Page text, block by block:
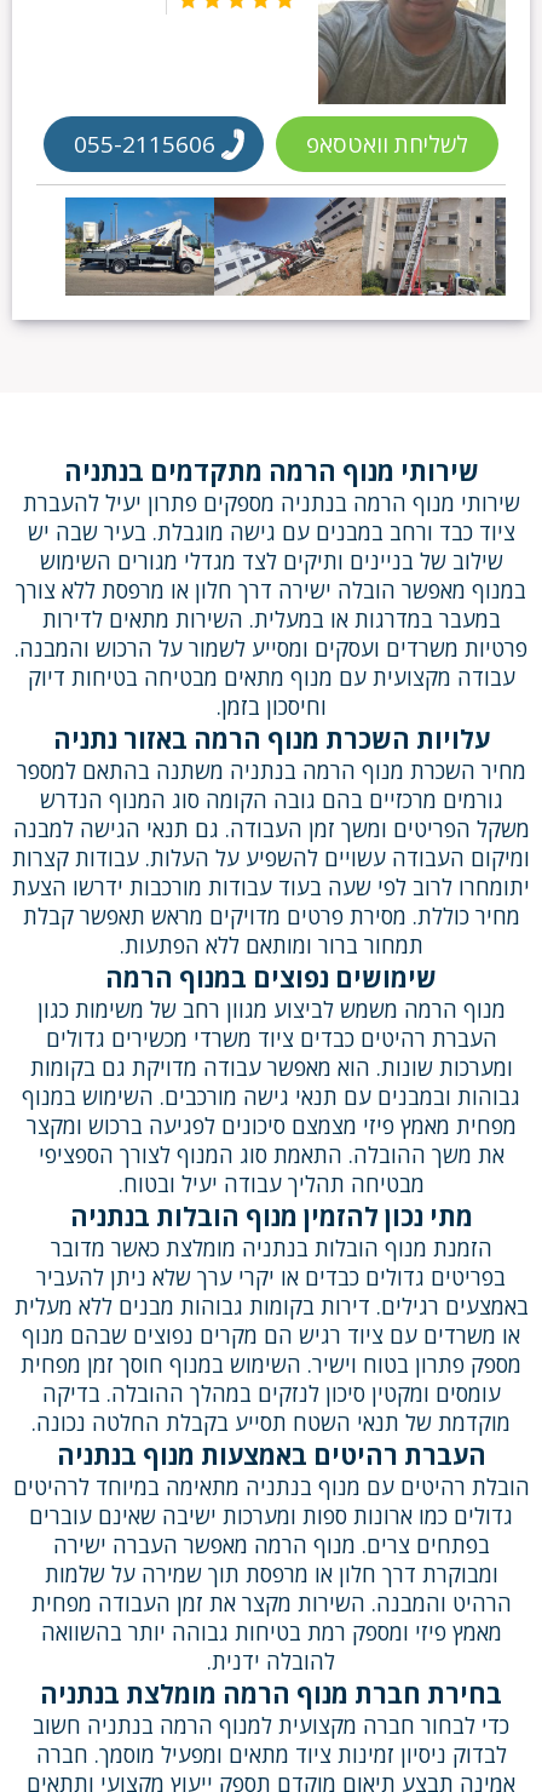
לשליחת וואטסאפ 055-2115606
שירותי מנוף הרמה מתקדמים בנתניה
שירותי מנוף הרמה בנתניה מספקים פתרון יעיל להעברת
ציוד כבד ורחב במבנים עם גישה מוגבלת. בעיר שבה יש
שילוב של בניינים ותיקים לצד מגדלי מגורים השימוש
במנוף מאפשר הובלה ישירה דרך חלון או מרפסת ללא צורך
במעבר במדרגות או במעלית. השירות מתאים לדירות
פרטיות משרדים ועסקים ומסייע לשמור על הרכוש והמבנה.
עבודה מקצועית עם מנוף מתאים מבטיחה בטיחות דיוק
וחיסכון בזמן.
עלויות השכרת מנוף הרמה באזור נתניה
מחיר השכרת מנוף הרמה בנתניה משתנה בהתאם למספר
גורמים מרכזיים בהם גובה הקומה סוג המנוף הנדרש
משקל הפריטים ומשך זמן העבודה. גם תנאי הגישה למבנה
ומיקום העבודה עשויים להשפיע על העלות. עבודות קצרות
יתומחרו לרוב לפי שעה בעוד עבודות מורכבות ידרשו הצעת
מחיר כוללת. מסירת פרטים מדויקים מראש תאפשר קבלת
תמחור ברור ומותאם ללא הפתעות.
שימושים נפוצים במנוף הרמה
מנוף הרמה משמש לביצוע מגוון רחב של משימות כגון
העברת רהיטים כבדים ציוד משרדי מכשירים גדולים
ומערכות שונות. הוא מאפשר עבודה מדויקת גם בקומות
גבוהות ובמבנים עם תנאי גישה מורכבים. השימוש במנוף
מפחית מאמץ פיזי מצמצם סיכונים לפגיעה ברכוש ומקצר
את משך ההובלה. התאמת סוג המנוף לצורך הספציפי
מבטיחה תהליך עבודה יעיל ובטוח.
מתי נכון להזמין מנוף הובלות בנתניה
הזמנת מנוף הובלות בנתניה מומלצת כאשר מדובר
בפריטים גדולים כבדים או יקרי ערך שלא ניתן להעביר
באמצעים רגילים. דירות בקומות גבוהות מבנים ללא מעלית
או משרדים עם ציוד רגיש הם מקרים נפוצים שבהם מנוף
מספק פתרון בטוח וישיר. השימוש במנוף חוסך זמן מפחית
עומסים ומקטין סיכון לנזקים במהלך ההובלה. בדיקה
מוקדמת של תנאי השטח תסייע בקבלת החלטה נכונה.
העברת רהיטים באמצעות מנוף בנתניה
הובלת רהיטים עם מנוף בנתניה מתאימה במיוחד לרהיטים
גדולים כמו ארונות ספות ומערכות ישיבה שאינם עוברים
בפתחים צרים. מנוף הרמה מאפשר העברה ישירה
ומבוקרת דרך חלון או מרפסת תוך שמירה על שלמות
הרהיט והמבנה. השירות מקצר את זמן העבודה מפחית
מאמץ פיזי ומספק רמת בטיחות גבוהה יותר בהשוואה
להובלה ידנית.
בחירת חברת מנוף הרמה מומלצת בנתניה
כדי לבחור חברה מקצועית למנוף הרמה בנתניה חשוב
לבדוק ניסיון זמינות ציוד מתאים ומפעיל מוסמך. חברה
אמינה תבצע תיאום מוקדם תספק ייעוץ מקצועי ותתאים